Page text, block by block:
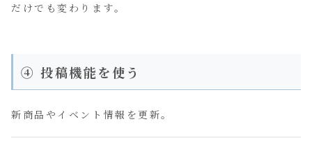
だけでも変わります。
④ 投稿機能を使う
新商品やイベント情報を更新。